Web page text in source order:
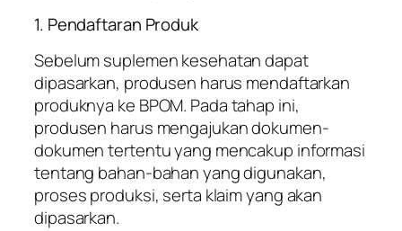
1. Pendaftaran Produk
Sebelum suplemen kesehatan dapat
dipasarkan, produsen harus mendaftarkan
produknya ke BPOM. Pada tahap ini,
produsen harus mengajukan dokumen-
dokumen tertentu yang mencakup informasi
tentang bahan-bahan yang digunakan,
proses produksi, serta klaim yang akan
dipasarkan.